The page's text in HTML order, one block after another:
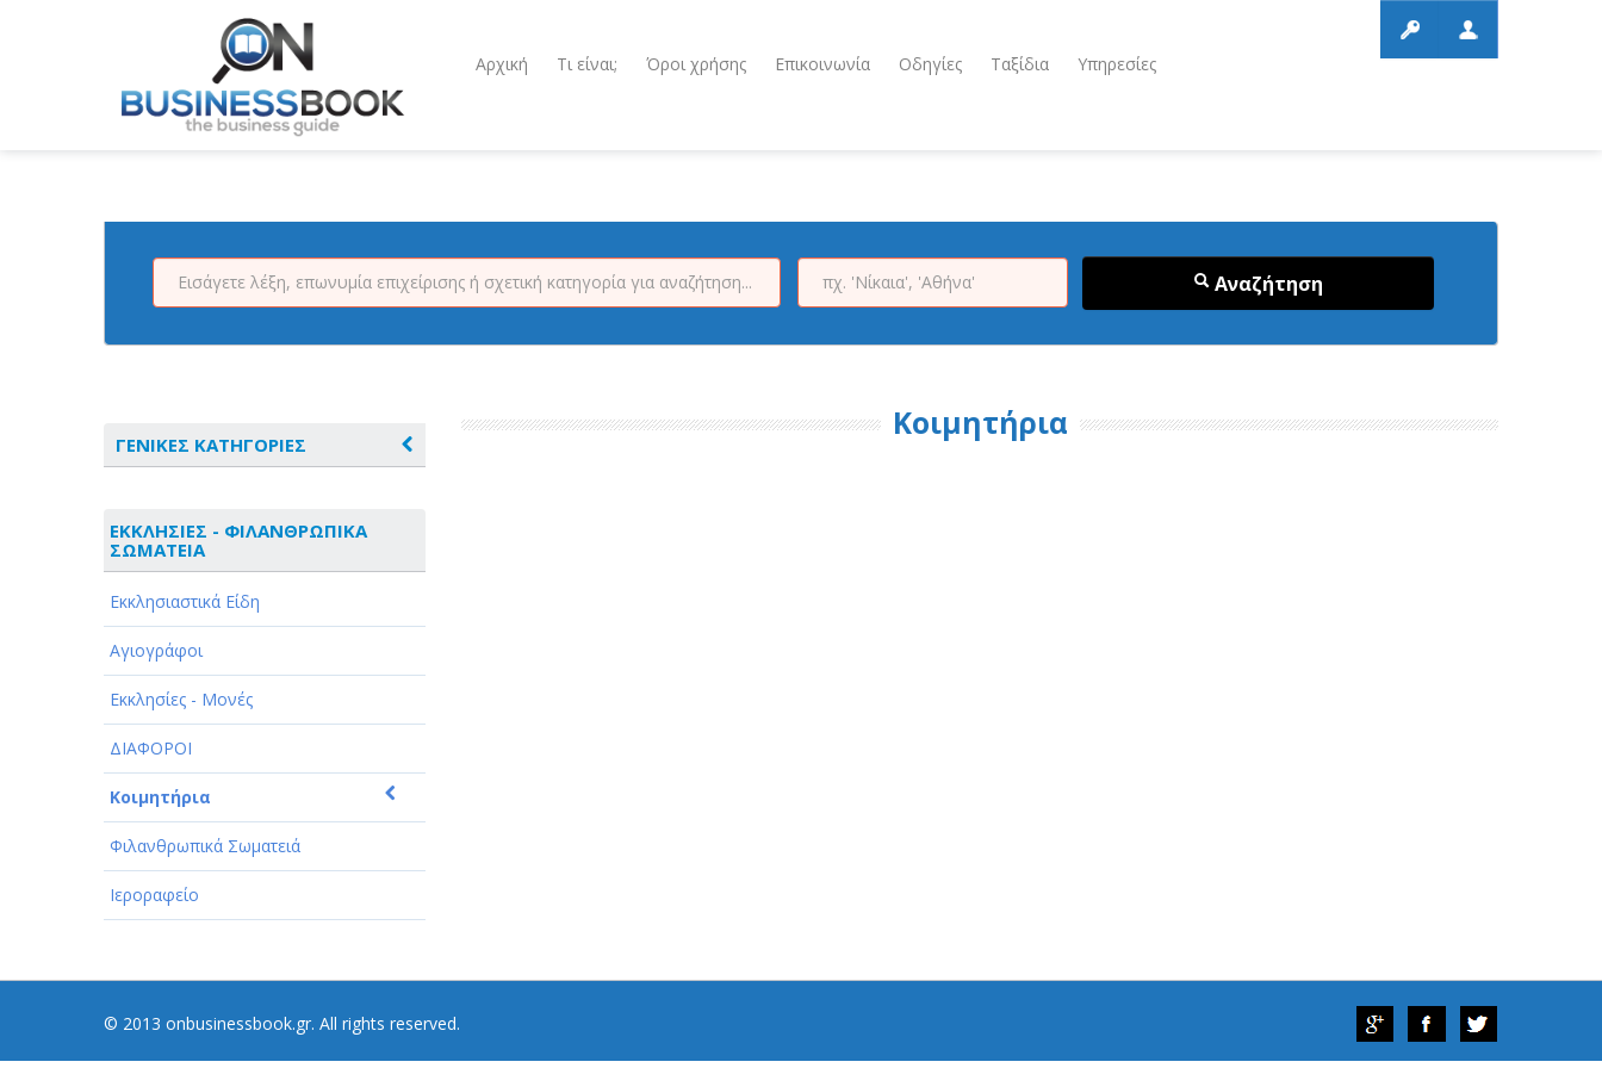
Αρχική Τι είναι; Όροι χρήσης Επικοινωνία Οδηγίες Ταξίδια Υπηρεσίες
Αναζήτηση
ΓΕΝΙΚΕΣ ΚΑΤΗΓΟΡΙΕΣ
ΑΘΛΗΤΙΣΜΟΣ
ΑΥΤΟΚΙΝΗΤΑ - ΜΗΧΑΝΕΣ - ΣΚΑΦΗ
ΔΙΑΣΚΕΔΑΣΗ - ΨΥΧΑΓΩΓΙΑ - ΤΕΧΝΕΣ
ΔΙΑΦΗΜΙΣΗ - ΜΜΕ
ΕΚΚΛΗΣΙΕΣ - ΦΙΛΑΝΘΡΩΠΙΚΑ
ΣΩΜΑΤΕΙΑ
ΕΚΠΑΙΔΕΥΣΗ - ΣΧΟΛΕΣ
ΕΜΠΟΡΙΟ - ΕΜΠΟΡΙΚΑ ΚΑΤΑΣΤΗΜΑΤΑ
ΕΡΓΟΣΤΑΣΙΑ - ΒΙΟΜΗΧΑΝΙΕΣ
ΟΜΟΡΦΙΑ
ΕΚΚΛΗΣΙΕΣ - ΦΙΛΑΝΘΡΩΠΙΚΑ
ΣΩΜΑΤΕΙΑ
Εκκλησιαστικά Είδη
Αγιογράφοι
Εκκλησίες - Μονές
ΔΙΑΦΟΡΟΙ
Κοιμητήρια
Φιλανθρωπικά Σωματειά
Ιεροραφείο
Κοιμητήρια
© 2013 onbusinessbook.gr. All rights reserved.